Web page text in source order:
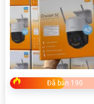
Tính năng đặc
biệt
Tầm nhìn ban
đêm
Tương thích
Đã bán 190